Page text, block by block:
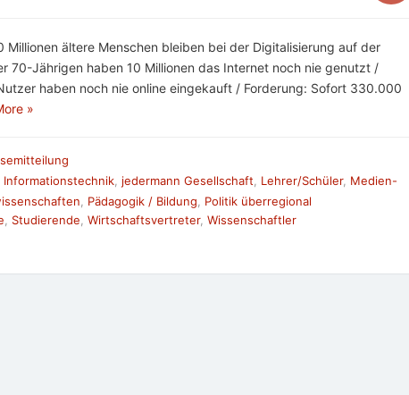
Millionen ältere Menschen bleiben bei der Digitalisierung auf der
70-Jährigen haben 10 Millionen das Internet noch nie genutzt /
haben noch nie online eingekauft / Forderung: Sofort 330.000
»
Informationstechnik jedermann Gesellschaft Lehrer/Schüler, Medien-
, Pädagogik / Bildung, Politik überregional
, Studierende, Wirtschaftsvertreter, Wissenschaftler